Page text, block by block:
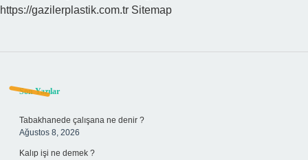
https://gazilerplastik.com.tr Sitemap
Sidebar
Son Yazılar
Tabakhanede çalışana ne denir ?
Ağustos 8, 2026
Kalıp işi ne demek ?